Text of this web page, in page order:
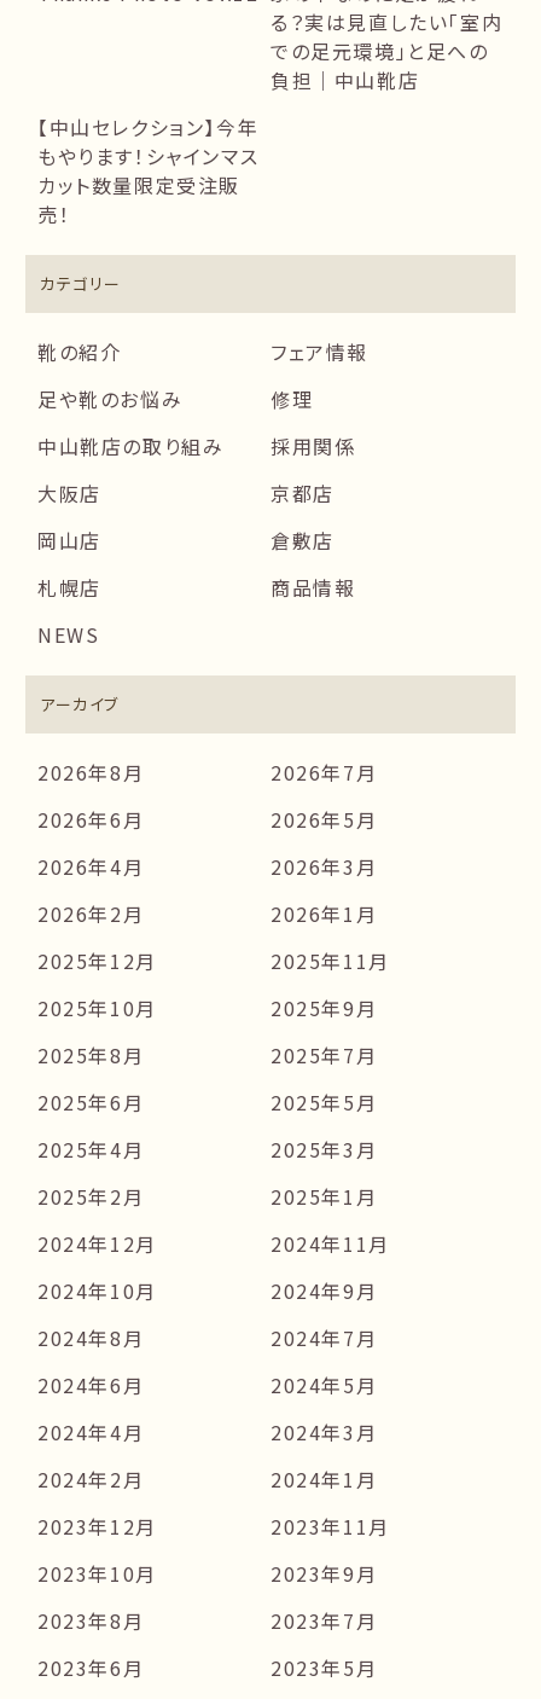
る？実は見直したい「室内
での足元環境」と足への
負担｜中山靴店
【中山セレクション】今年
もやります！シャインマス
カット数量限定受注販
売！
カテゴリー
靴の紹介
フェア情報
足や靴のお悩み
修理
中山靴店の取り組み
採用関係
大阪店
京都店
岡山店
倉敷店
札幌店
商品情報
NEWS
アーカイブ
2026年8月
2026年7月
2026年6月
2026年5月
2026年4月
2026年3月
2026年2月
2026年1月
2025年12月
2025年11月
2025年10月
2025年9月
2025年8月
2025年7月
2025年6月
2025年5月
2025年4月
2025年3月
2025年2月
2025年1月
2024年12月
2024年11月
2024年10月
2024年9月
2024年8月
2024年7月
2024年6月
2024年5月
2024年4月
2024年3月
2024年2月
2024年1月
2023年12月
2023年11月
2023年10月
2023年9月
2023年8月
2023年7月
2023年6月
2023年5月